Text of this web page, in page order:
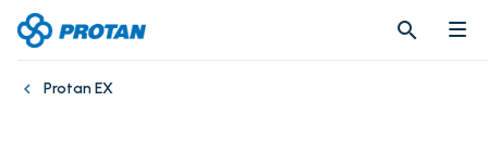
search
search
Protan EX